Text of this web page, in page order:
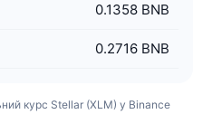
0.1358 BNB
0.2716 BNB
курс Stellar (XLM) у Binance